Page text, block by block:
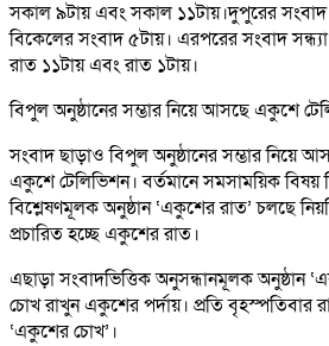
সকাল ৯টায় এবং সকাল ১১টায়।দুপুরের
বিকেলের সংবাদ ৫টায়। এরপরের সংবাদ
রাত ১১টায় এবং রাত ১টায়।
বিপুল অনুষ্ঠানের সম্ভার নিয়ে আসছে একুশে
সংবাদ ছাড়াও বিপুল অনুষ্ঠানের সম্ভার নিয়ে
একুশে টেলিভিশন। বর্তমানে সমসাময়িক বিষয়
বিশ্লেষণমূলক অনুষ্ঠান ‘একুশের রাত’ চলছে
প্রচারিত হচ্ছে একুশের রাত।
এছাড়া সংবাদভিত্তিক অনুসন্ধানমূলক অনুষ্ঠান
চোখ রাখুন একুশের পর্দায়। প্রতি বৃহস্পতিবার
‘একুশের চোখ’।